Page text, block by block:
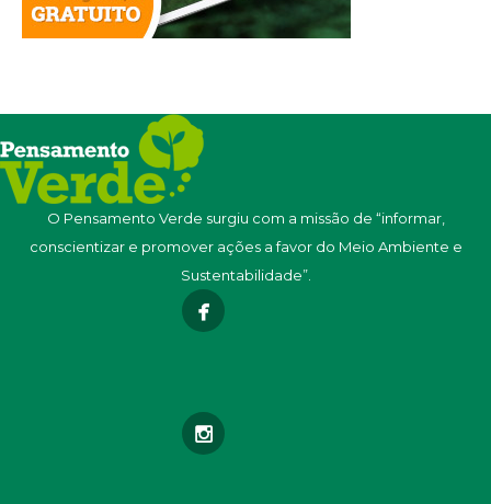
O Pensamento Verde surgiu com a missão de “informar,
conscientizar e promover ações a favor do Meio Ambiente e
Sustentabilidade”.